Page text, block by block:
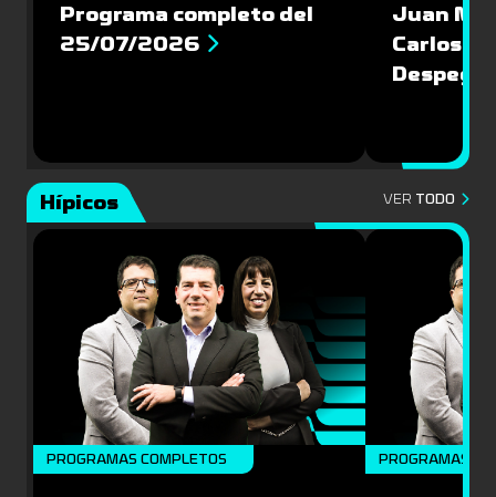
Programa completo del
25/07/2026
Juan
Carlos
Hípicos VER TODO
PROGRAMAS COMPLETOS PROGRAMAS